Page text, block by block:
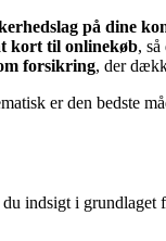
på dine
kort til onlinekøb,
forsikring, der
er den bedste
indsigt i